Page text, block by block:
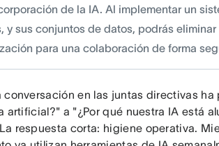
de la IA. Al implementar un
y sus conjuntos de datos, podrás
para una colaboración de forma
conversación en las juntas directivas
artificial?" a "¿Por qué nuestra IA está
respuesta corta: higiene operativa.